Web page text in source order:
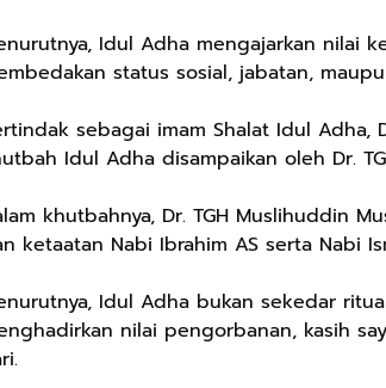
Idul Adha mengajarkan nilai
status sosial, jabatan,
sebagai imam Shalat Idul Adha,
Idul Adha disampaikan oleh Dr.
khutbahnya, Dr. TGH Muslihuddin
ketaatan Nabi Ibrahim AS serta Nabi
Idul Adha bukan sekedar
nilai pengorbanan, kasih
Rp20.000
Hay Poetry
Botol Feminim
Care Perawatan
Keputihan
Kewanitaan
Shopee
Rp28.000
Beli 1 Gratis 1
& Pillow Mist
Aromatherapy
Lavender By
Shopee